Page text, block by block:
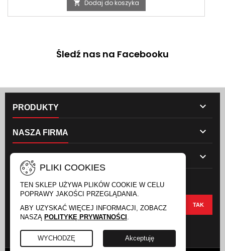
 Dodaj do koszyka
Śledź nas na Facebooku
PRODUKTY 
NASZA FIRMA 

PLIKI COOKIES
TEN SKLEP UŻYWA PLIKÓW COOKIE W CELU
POPRAWY JAKOŚCI PRZEGLĄDANIA.
ABY UZYSKAĆ WIĘCEJ INFORMACJI, ZOBACZ
NASZĄ POLITYKĘ PRYWATNOŚCI .
WYCHODZĘ Akceptuję
NEWSLETTER
FACEBOOKINSTAGRAM